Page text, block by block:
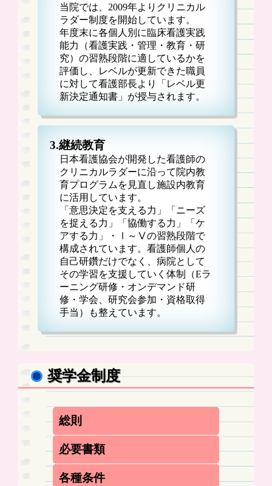
当院では、2009年より クリニカル
ラダー制度を開始しています。
年度末に各個人別に臨床看護実践
能力（看護実践・管理・教育・研
究）の習熟段階に適しているかを
評価し、レベルが更新できた職員
に対して看護部長より
「レベル更
新決定通知書」 が授与されます。
3.継続教育
日本看護協会が開発した看護師の
クリニカルラダーに沿って院内教
育プログラムを見直し施設内教育
に活用しています。
「意思決定を支える力」「ニーズ
を捉える力」「協働する力」「ケ
アする力」・Ⅰ～Ⅴの習熟段階で
構成されています。看護師個人の
自己研鑽だけでなく、病院として
その学習を支援していく体制（Eラ
ーニング研修・オンデマンド研
修・学会、研究会参加・資格取得
手当）も整えています。
奨学金制度
総則
この規定は、社会医療法人三佼会の看護
職員の充実を図る為、当法人の理念及び
基本方針を理解し、将来当法人の看護職
員として就業を希望する者に対し奨学金
必要書類
以下の書類を提出して頂きます。
各種条件